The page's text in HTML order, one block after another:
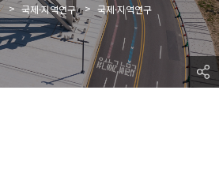
> 국제·지역연구 > 국제·지역연구